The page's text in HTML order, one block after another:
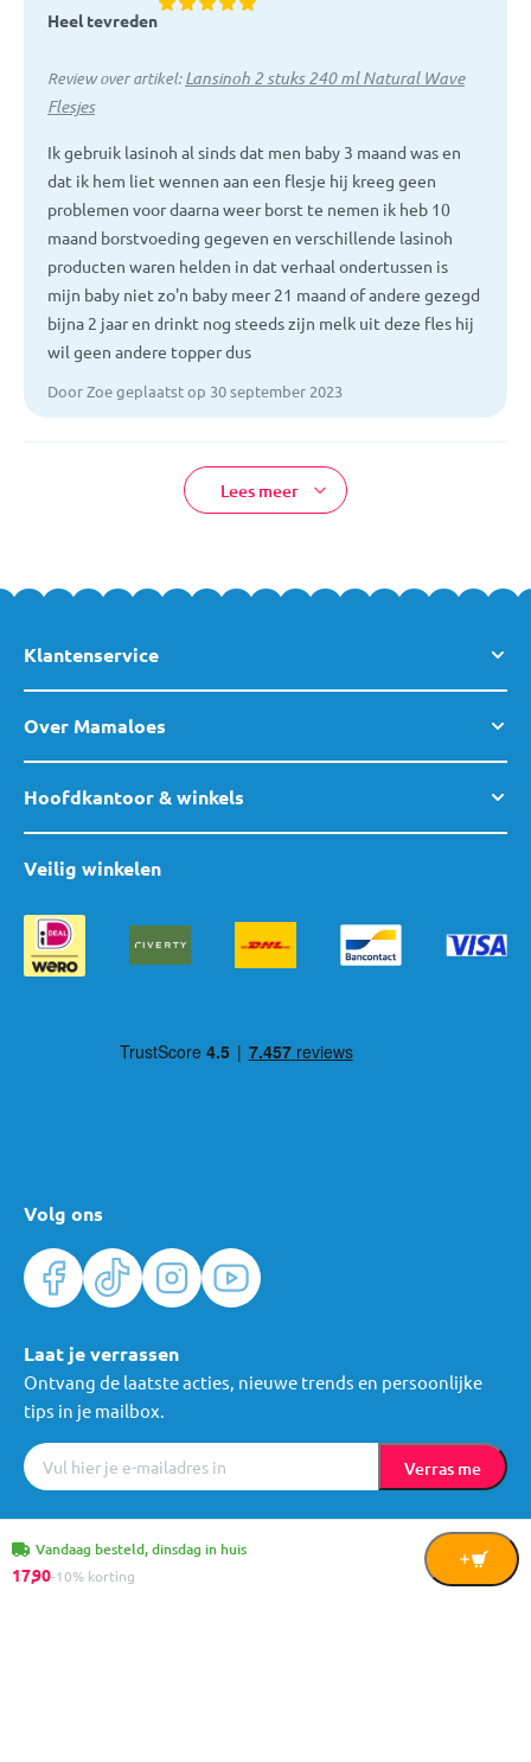
Heel tevreden
Review over artikel:Lansinoh 2 stuks 240 ml Natural Wave
Flesjes
Ik gebruik lasinoh al sinds dat men baby 3 maand was en
dat ik hem liet wennen aan een flesje hij kreeg geen
problemen voor daarna weer borst te nemen ik heb 10
maand borstvoeding gegeven en verschillende lasinoh
producten waren helden in dat verhaal ondertussen is
mijn baby niet zo'n baby meer 21 maand of andere gezegd
bijna 2 jaar en drinkt nog steeds zijn melk uit deze fles hij
wil geen andere topper dus
Door Zoe geplaatst op 30 september 2023
Lees meer
Vandaag besteld, dinsdag in huis
17,90-10% korting
In
Klantenservice
Over Mamaloes
Hoofdkantoor & winkels
Volg ons
Veilig winkelen
Laat je verrassen
Ontvang de laatste acties, nieuwe trends en persoonlijke
tips in je mailbox.
Verras me
Algemene voorwaarden Cookies © Mama Loes & Kids B.V.